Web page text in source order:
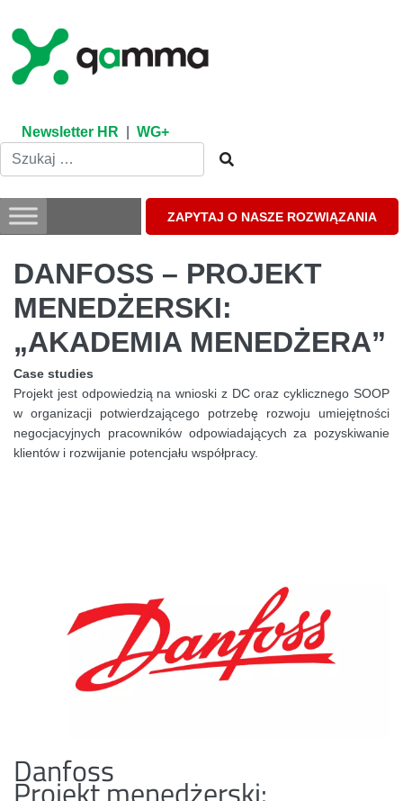
content
Newsletter HR WG+
ZAPYTAJ O NASZE ROZWIĄZANIA
DANFOSS – PROJEKT
MENEDŻERSKI:
„AKADEMIA MENEDŻERA”
Case studies
Projekt jest odpowiedzią na wnioski z DC oraz cyklicznego SOOP
w organizacji potwierdzającego potrzebę rozwoju umiejętności
negocjacyjnych pracowników odpowiadających za pozyskiwanie
klientów i rozwijanie potencjału współpracy.
Danfoss